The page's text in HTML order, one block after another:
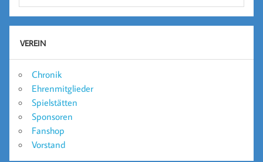
VEREIN
Chronik
Ehrenmitglieder
Spielstätten
Sponsoren
Fanshop
Vorstand